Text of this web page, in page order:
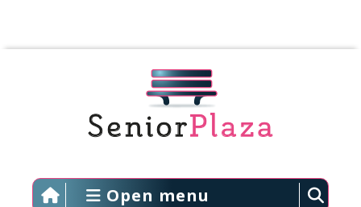
Open menu